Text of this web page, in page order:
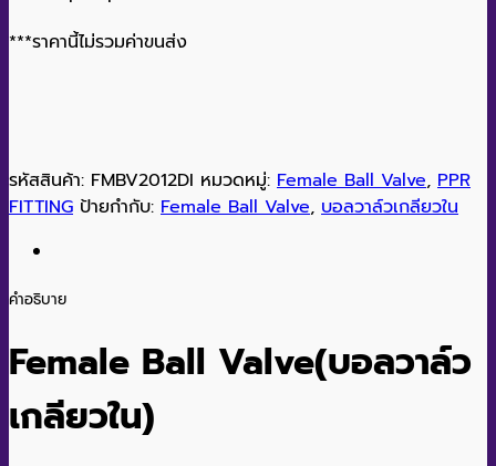
***ราคานี้ไม่รวมค่าขนส่ง
รหัสสินค้า: FMBV2012DI หมวดหมู่: Female Ball Valve, PPR
FITTING ป้ายกำกับ: Female Ball Valve, บอลวาล์วเกลียวใน
คำอธิบาย
Female Ball Valve(บอลวาล์ว
เกลียวใน)